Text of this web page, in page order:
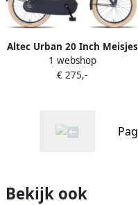
Altec Urban 20 Inch Meisjes
Terugtraprem Jeansblauw
1 webshop
€ 275,-
Bekijk ook